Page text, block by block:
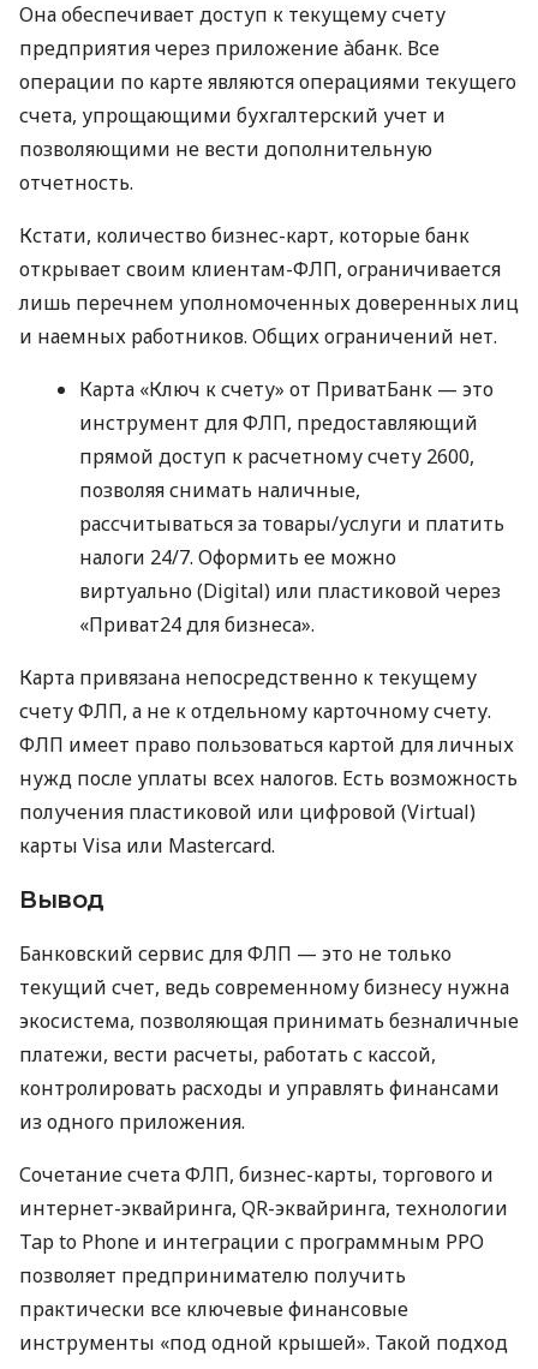
Она обеспечивает доступ к текущему счету
предприятия через приложение àбанк. Все
операции по карте являются операциями текущего
счета, упрощающими бухгалтерский учет и
позволяющими не вести дополнительную
отчетность.
Кстати, количество бизнес-карт, которые банк
открывает своим клиентам-ФЛП, ограничивается
лишь перечнем уполномоченных доверенных лиц
и наемных работников. Общих ограничений нет.
Карта «Ключ к счету» от ПриватБанк — это
инструмент для ФЛП, предоставляющий
прямой доступ к расчетному счету 2600,
позволяя снимать наличные,
рассчитываться за товары/услуги и платить
налоги 24/7. Оформить ее можно
виртуально (Digital) или пластиковой через
«Приват24 для бизнеса».
Карта привязана непосредственно к текущему
счету ФЛП, а не к отдельному карточному счету.
ФЛП имеет право пользоваться картой для личных
нужд после уплаты всех налогов. Есть возможность
получения пластиковой или цифровой (Virtual)
карты Visa или Mastercard.
Вывод
Банковский сервис для ФЛП — это не только
текущий счет, ведь современному бизнесу нужна
экосистема, позволяющая принимать безналичные
платежи, вести расчеты, работать с кассой,
контролировать расходы и управлять финансами
из одного приложения.
Сочетание счета ФЛП, бизнес-карты, торгового и
интернет-эквайринга, QR-эквайринга, технологии
Tap to Phone и интеграции с программным РРО
позволяет предпринимателю получить
практически все ключевые финансовые
инструменты «под одной крышей». Такой подход